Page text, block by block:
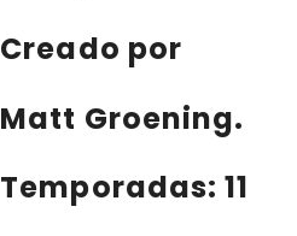
Creado por
Matt Groening.
Temporadas: 11